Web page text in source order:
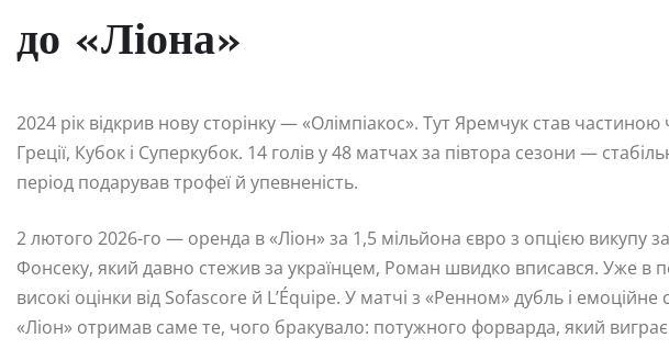
до «Ліона»
2024 рік відкрив нову сторінку — «Олімпіакос». Тут Яремчук став
Греції, Кубок і Суперкубок. 14 голів у 48 матчах за півтора сезони —
період подарував трофеї й упевненість.
2 лютого 2026-го — оренда в «Ліон» за 1,5 мільйона євро з опцією викупу
Фонсеку, який давно стежив за українцем, Роман швидко вписався. Уже в
високі оцінки від Sofascore й L’Équipe. У матчі з «Ренном» дубль і
«Ліон» отримав саме те, чого бракувало: потужного форварда, який